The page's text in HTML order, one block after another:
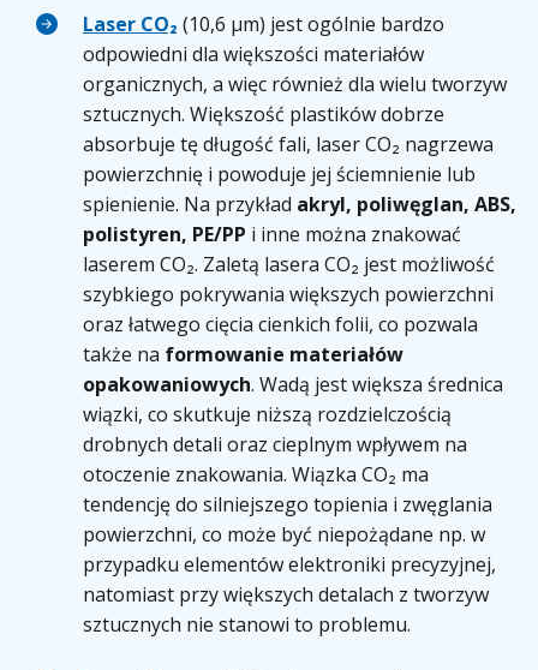
Laser CO₂ (10,6 µm) jest ogólnie bardzo
odpowiedni dla większości materiałów
organicznych, a więc również dla wielu tworzyw
sztucznych. Większość plastików dobrze
absorbuje tę długość fali, laser CO₂ nagrzewa
powierzchnię i powoduje jej ściemnienie lub
spienienie. Na przykład akryl, poliwęglan, ABS,
polistyren, PE/PP i inne można znakować
laserem CO₂. Zaletą lasera CO₂ jest możliwość
szybkiego pokrywania większych powierzchni
oraz łatwego cięcia cienkich folii, co pozwala
także na formowanie materiałów
opakowaniowych. Wadą jest większa średnica
wiązki, co skutkuje niższą rozdzielczością
drobnych detali oraz cieplnym wpływem na
otoczenie znakowania. Wiązka CO₂ ma
tendencję do silniejszego topienia i zwęglania
powierzchni, co może być niepożądane np. w
przypadku elementów elektroniki precyzyjnej,
natomiast przy większych detalach z tworzyw
sztucznych nie stanowi to problemu.